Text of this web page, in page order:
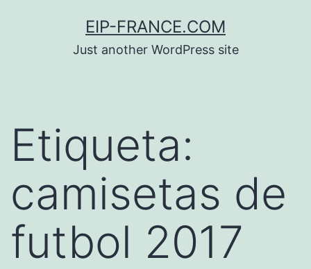
EIP-FRANCE.COM
Just another WordPress site
Etiqueta:
camisetas de
futbol 2017